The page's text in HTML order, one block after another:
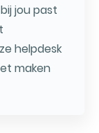
jou past
helpdesk
maken